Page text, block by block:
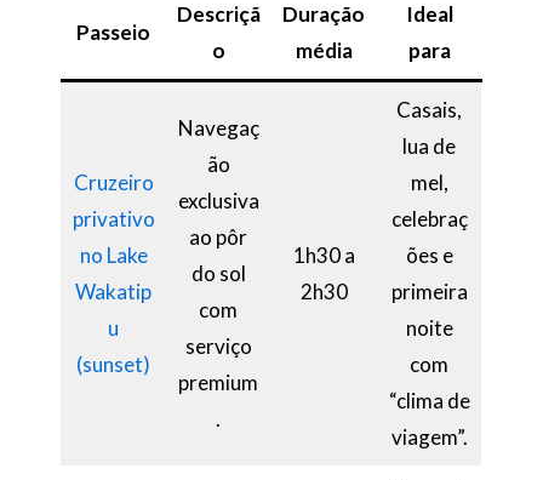
Passeio
Descriçã
o
Duração
média
Ideal
para
Cruzeiro
privativo
no Lake
Wakatip
u
(sunset)
Navegaç
ão
exclusiva
ao pôr
do sol
com
serviço
premium
.
1h30 a
2h30
Casais,
lua de
mel,
celebraç
ões e
primeira
noite
com
“clima de
viagem”.